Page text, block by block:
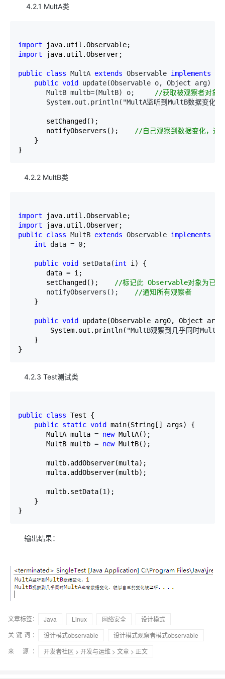
4.2.1 MultA类
import
import
public class MultA extends Observable implements
public void
update(Observable o, Object
       MultB multb=(MultB) o;
//获取被观察者对象
System.out.println("MultA监听到MultB数据变化：
       setChanged();
       notifyObservers();
//自己观察到数据变化，通
    }
}
4.2.2 MultB类
import
import
public class MultB extends Observable implements
int data = 0;
public void setData(int i) {
       data
= i;
       setChanged();
//标记此 Observable对象为已改
       notifyObservers();
//通知所有观察者
    }
public void
update(Observable arg0, Object
        System.out.println(
"MultB观察到几乎同时MultA
    }
}
4.2.3 Test测试类
public class Test {
public static void
main(String[] args) {
       MultA multa
= new MultA();
       MultB multb
= new MultB();
       multb.addObserver(multa);
       multa.addObserver(multb);
       multb.setData(
1 );
    }
}
输出结果：
文章标签： Java Linux 网络安全
设计模式
关键词：
设计模式observable
设计模式观察者模式observable
来 源：
开发者社区 > 开发与运维 > 文章 > 正文